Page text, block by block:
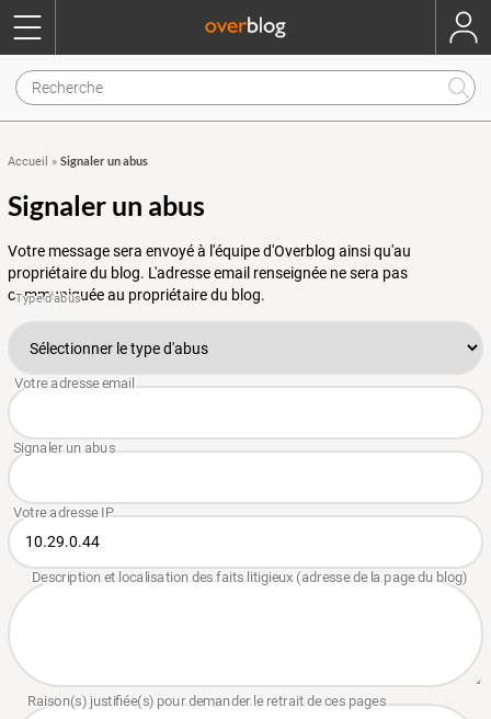
Accueil » Signaler un abus
Signaler un abus
Votre message sera envoyé à l'équipe d'Overblog ainsi qu'au
propriétaire du blog. L'adresse email renseignée ne sera pas
communiquée au propriétaire du blog.